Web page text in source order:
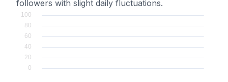
followers with slight daily fluctuations.